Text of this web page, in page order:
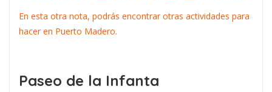
En esta otra nota, podrás encontrar otras actividades para
hacer en Puerto Madero.
Paseo de la Infanta